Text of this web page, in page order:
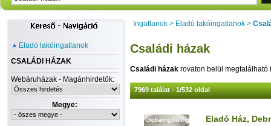
Eladó lakóingatlanok
CSALÁDI HÁZAK
Webáruházak - Magánhirdetők:
Megye:
Ingatlanok > Eladó lakóingatlanok >
Családi házak
Családi házak rovaton belül megtalálható
7969 találat - 1/532 oldal
Eladó Ház,